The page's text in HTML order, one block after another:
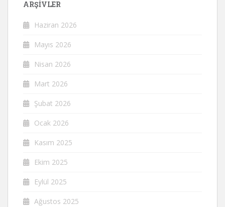
ARŞIVLER
Haziran 2026
Mayıs 2026
Nisan 2026
Mart 2026
Şubat 2026
Ocak 2026
Kasım 2025
Ekim 2025
Eylül 2025
Ağustos 2025